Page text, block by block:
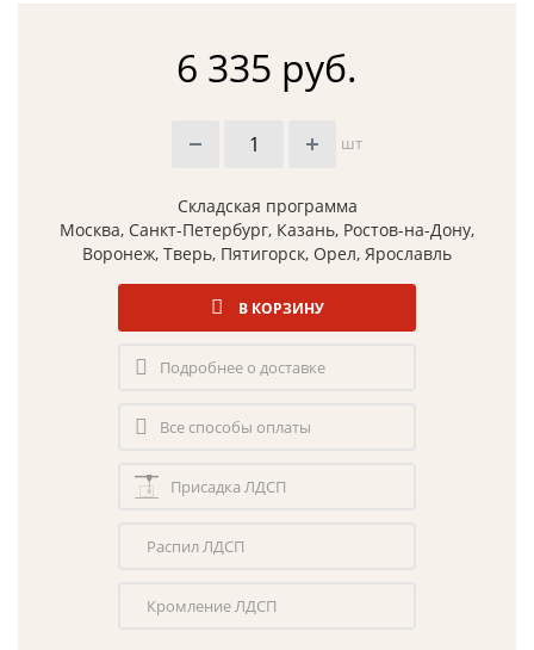
6 335 руб.
шт
Складская программа
Москва, Санкт-Петербург, Казань, Ростов-на-Дону,
Воронеж, Тверь, Пятигорск, Орел, Ярославль
В КОРЗИНУ
Подробнее о доставке
Все способы оплаты
Присадка ЛДСП
Распил ЛДСП
Кромление ЛДСП